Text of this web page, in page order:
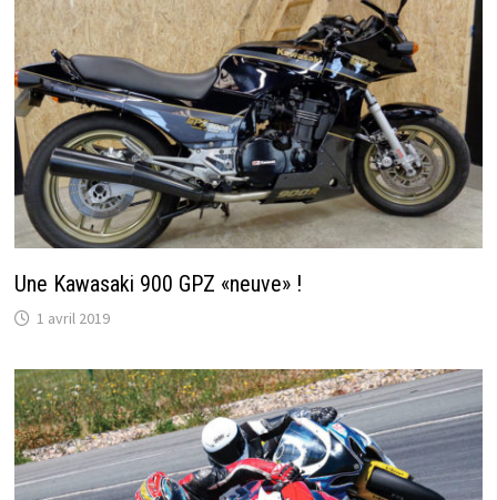
Une Kawasaki 900 GPZ «neuve» !
1 avril 2019